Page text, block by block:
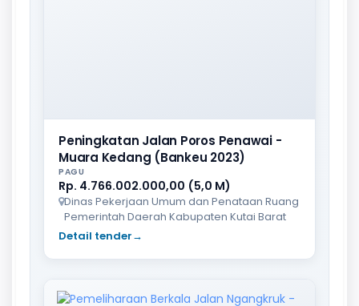
Peningkatan Jalan Poros Penawai -
Muara Kedang (Bankeu 2023)
PAGU
Rp. 4.766.002.000,00 (5,0 M)
Dinas Pekerjaan Umum dan Penataan Ruang
Pemerintah Daerah Kabupaten Kutai Barat
Detail tender→